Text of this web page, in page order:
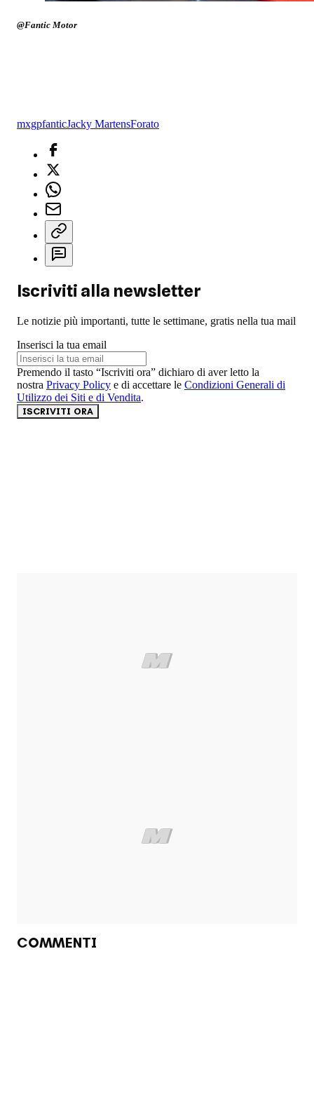
@Fantic Motor
mxgpfanticJacky MartensForato
Iscriviti alla newsletter
Le notizie più importanti, tutte le settimane, gratis nella tua mail
Inserisci la tua email
Premendo il tasto “Iscriviti ora” dichiaro di aver letto la
nostra Privacy Policy e di accettare le Condizioni Generali di
Utilizzo dei Siti e di Vendita.
ISCRIVITI ORA
COMMENTI